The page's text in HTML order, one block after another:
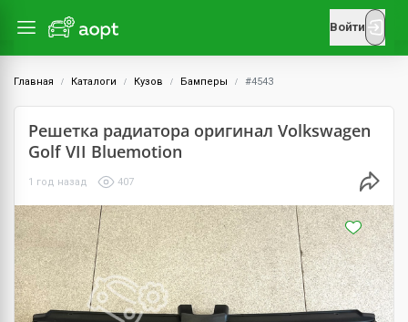
Войти
Главная Каталоги Кузов Бамперы #4543
Решетка радиатора оригинал Volkswagen
Golf VII Bluemotion
1 год назад 407